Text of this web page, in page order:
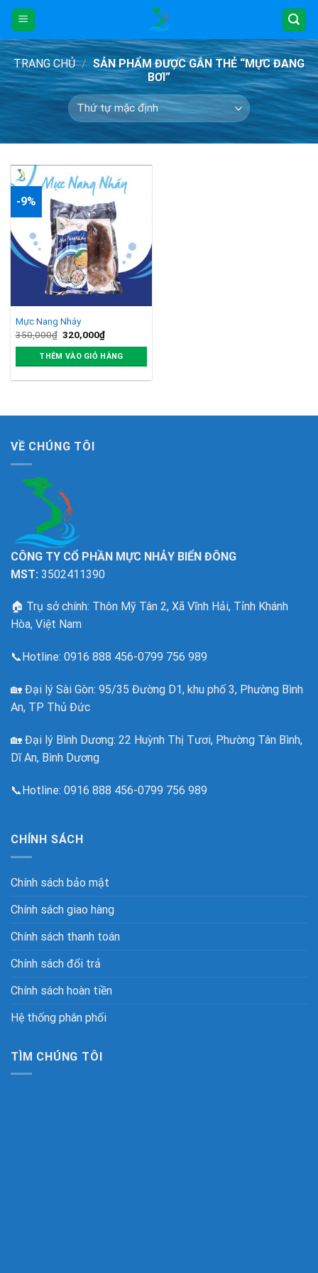
Skip
content
TRANG CHỦ / SẢN PHẨM ĐƯỢC GẮN THẺ “MỰC ĐANG
BƠI”
-9%
Mực Nang Nháy
350,000₫ Giá
là:
350,000₫.
320,000₫Giá
hiện
tại
là:
320,000₫.
THÊM VÀO GIỎ HÀNG
VỀ CHÚNG TÔI
CÔNG TY CỔ PHẦN MỰC NHẢY BIỂN ĐÔNG
MST: 3502411390
🏠 Trụ sở chính: Thôn Mỹ Tân 2, Xã Vĩnh Hải, Tỉnh Khánh
Hòa, Việt Nam
📞Hotline: 0916 888 456-0799 756 989
🏡 Đại lý Sài Gòn: 95/35 Đường D1, khu phố 3, Phường Bình
An, TP Thủ Đức
🏡 Đại lý Bình Dương: 22 Huỳnh Thị Tươi, Phường Tân Bình,
Dĩ An, Bình Dương
📞Hotline: 0916 888 456-0799 756 989
CHÍNH SÁCH
Chính sách bảo mật
Chính sách giao hàng
Chính sách thanh toán
Chính sách đổi trả
Chính sách hoàn tiền
Hệ thống phân phối
TÌM CHÚNG TÔI